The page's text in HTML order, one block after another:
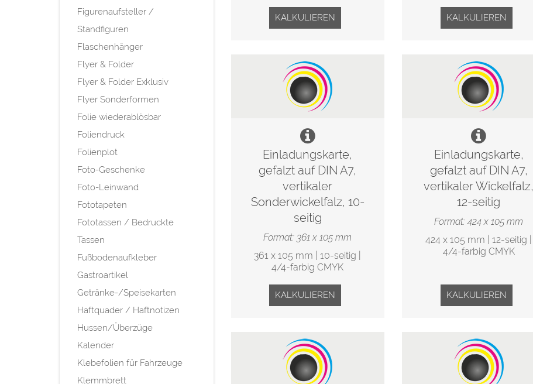
Figurenaufsteller /
Standfiguren
Flaschenhänger
Flyer & Folder
Flyer & Folder Exklusiv
Flyer Sonderformen
Folie wiederablösbar
Foliendruck
Folienplot
Foto-Geschenke
Foto-Leinwand
Fototapeten
Fototassen / Bedruckte
Tassen
Fußbodenaufkleber
Gastroartikel
Getränke-/Speisekarten
Haftquader / Haftnotizen
Hussen/Überzüge
Kalender
Klebefolien für Fahrzeuge
Klemmbrett
KALKULIEREN KALKULIEREN
Einladungskarte,
gefalzt auf DIN A7,
vertikaler
Sonderwickelfalz, 10-
seitig
Format: 361 x 105 mm
361 x 105 mm | 10-seitig |
4/4-farbig CMYK
KALKULIEREN
Einladungskarte,
gefalzt auf DIN A7,
vertikaler Wickelfalz,
12-seitig
Format: 424 x 105 mm
424 x 105 mm | 12-seitig |
4/4-farbig CMYK
KALKULIEREN